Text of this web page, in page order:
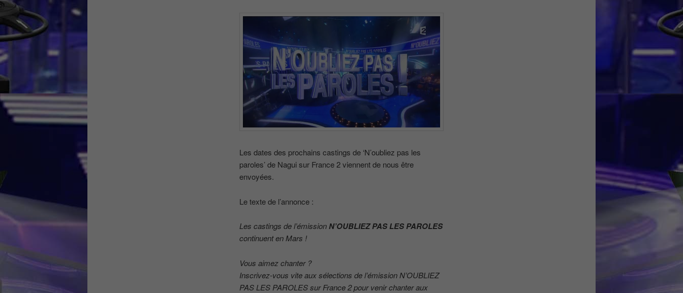
Les dates des prochains castings de ‘N’oubliez pas les
paroles’ de Nagui sur France 2 viennent de nous être
envoyées.
Le texte de l’annonce :
Les castings de l’émissionN’OUBLIEZ PAS LES PAROLES
continuent en Mars !
Vous aimez chanter ?
Inscrivez-vous vite aux sélections de l’émission N’OUBLIEZ
PAS LES PAROLES sur France 2 pour venir chanter aux